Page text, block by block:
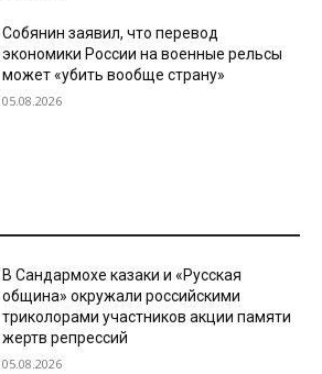
Собянин заявил, что перевод
экономики России на военные рельсы
может «убить вообще страну»
05.08.2026
В Сандармохе казаки и «Русская
община» окружали российскими
триколорами участников акции памяти
жертв репрессий
05.08.2026